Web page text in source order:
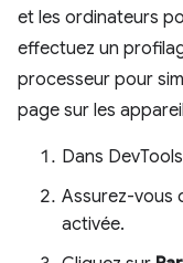
et les ordinateurs
effectuez un
processeur pour
page sur les
Dans
Assurez-vous
activée.